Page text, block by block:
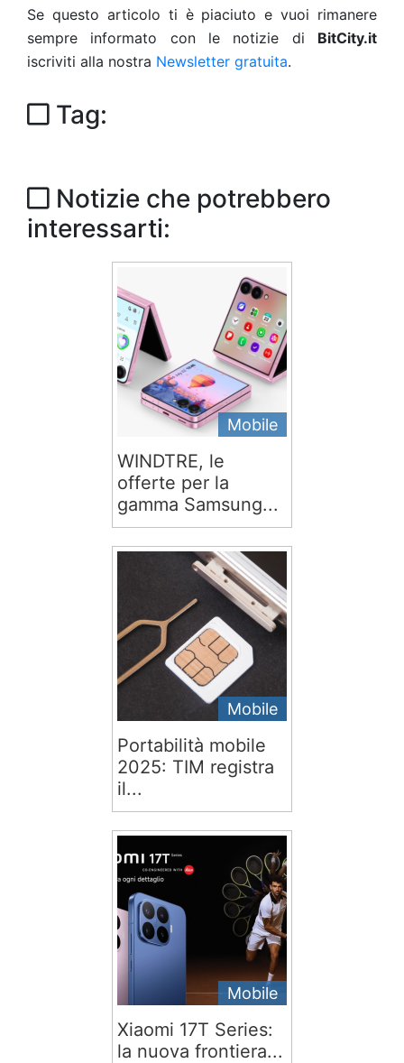
Se questo articolo ti è piaciuto e vuoi rimanere
sempre informato con le notizie di BitCity.it
iscriviti alla nostra Newsletter gratuita.
Tag:
Notizie che potrebbero
interessarti:
Mobile
WINDTRE, le
offerte per la
gamma Samsung...
Mobile
Portabilità mobile
2025: TIM registra
il...
Mobile
Xiaomi 17T Series:
la nuova frontiera...